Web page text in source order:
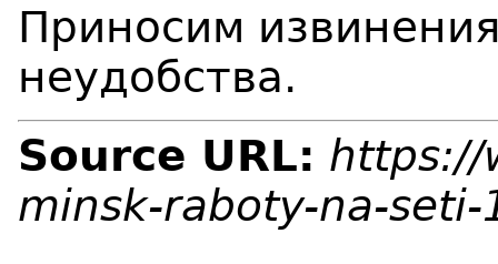
Приносим
неудобства.
Source URL: https://
minsk-raboty-na-seti-